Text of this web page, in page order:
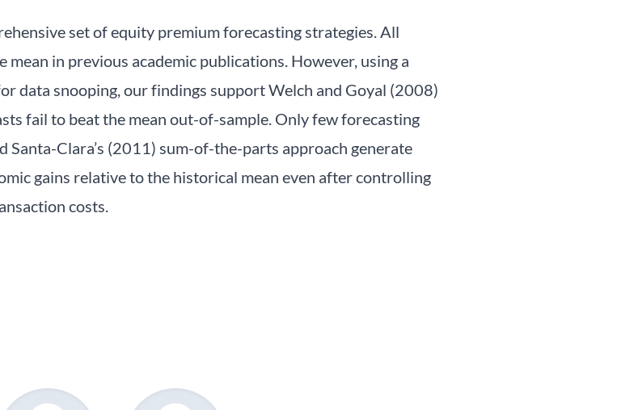
set of equity premium forecasting strategies. All
in previous academic publications. However, using a
data snooping, our findings support Welch and Goyal (2008)
fail to beat the mean out-of-sample. Only few forecasting
Santa-Clara’s (2011) sum-of-the-parts approach generate
gains relative to the historical mean even after controlling
costs.